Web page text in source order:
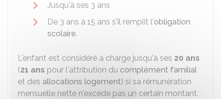
Jusqu'à ses 3 ans
De 3 ans à 15 ans s'il remplit l'obligation
scolaire.
L'enfant est considéré à charge jusqu'à ses 20 ans
(21 ans pour l'attribution du complément familial
et des allocations logement) si sa rémunération
mensuelle nette n'excède pas un certain montant.